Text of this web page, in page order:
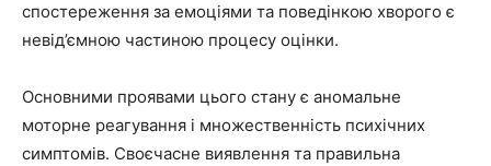
спостереження за емоціями та поведінкою хворого є
невід’ємною частиною процесу оцінки.
Основними проявами цього стану є аномальне
моторне реагування і множественність психічних
симптомів. Своєчасне виявлення та правильна